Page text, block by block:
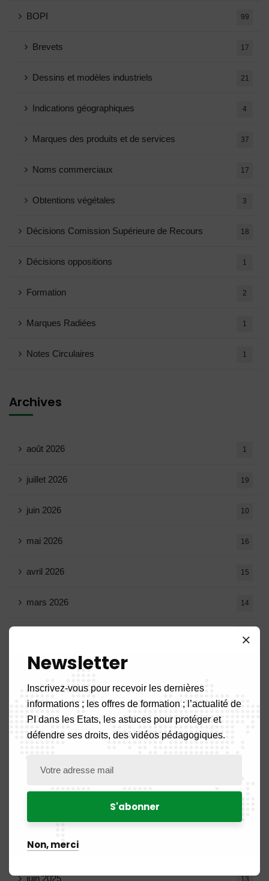
BOPI 99
Brevets 17
Dessins et modèles industriels 21
Indications géographiques 4
Marques des produits et de services 37
Noms commerciaux 17
Obtentions végétales 3
Décisions Comission Supérieure de Recours 18
Décisions oppositions 1
Formation 2
Marques Radiées 1
Notes Circulaires 1
Archives
août 2026 1
juillet 2026 19
juin 2026 10
mai 2026 16
avril 2026 15
mars 2026 14
janvier 2026
décembre 2025
novembre 2025
juillet 2025
juin 2025 13
Newsletter
Inscrivez-vous pour recevoir les dernières
informations ; les offres de formation ; l’actualité de
PI dans les Etats, les astuces pour protéger et
défendre ses droits, des vidéos pédagogiques.
Non, merci